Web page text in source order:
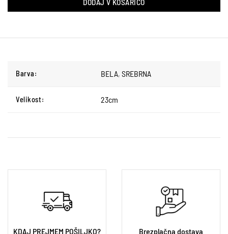
DODAJ V KOŠARICO
Barva: BELA, SREBRNA
Velikost: 23cm
KDAJ PREJMEM POŠILJKO?
Brezplačna dostava